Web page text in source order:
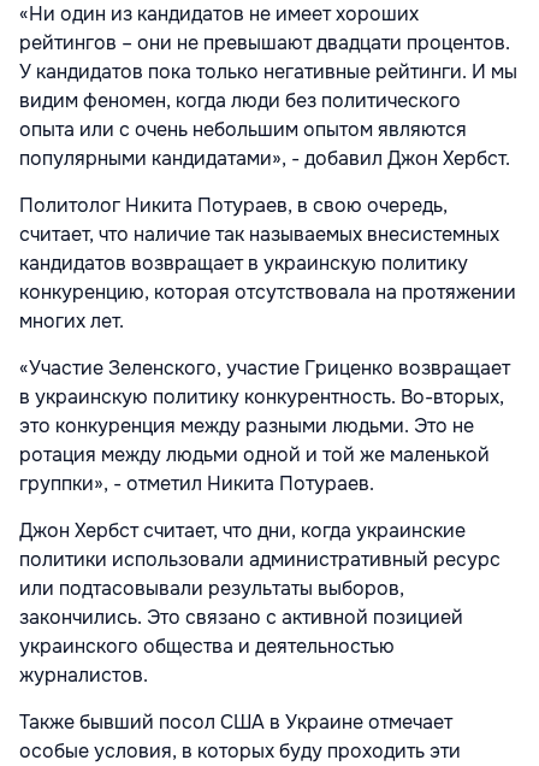
«Ни один из кандидатов не имеет хороших
рейтингов – они не превышают двадцати процентов.
У кандидатов пока только негативные рейтинги. И мы
видим феномен, когда люди без политического
опыта или с очень небольшим опытом являются
популярными кандидатами», - добавил Джон Хербст.
Политолог Никита Потураев, в свою очередь,
считает, что наличие так называемых внесистемных
кандидатов возвращает в украинскую политику
конкуренцию, которая отсутствовала на протяжении
многих лет.
«Участие Зеленского, участие Гриценко возвращает
в украинскую политику конкурентность. Во-вторых,
это конкуренция между разными людьми. Это не
ротация между людьми одной и той же маленькой
группки», - отметил Никита Потураев.
Джон Хербст считает, что дни, когда украинские
политики использовали административный ресурс
или подтасовывали результаты выборов,
закончились. Это связано с активной позицией
украинского общества и деятельностью
журналистов.
Также бывший посол США в Украине отмечает
особые условия, в которых буду проходить эти